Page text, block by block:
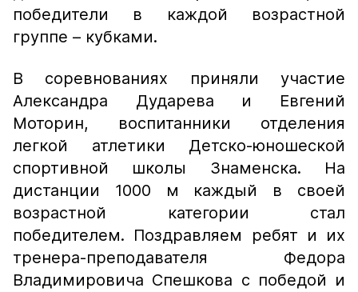
победители в каждой возрастной
группе – кубками.
В соревнованиях приняли участие
Александра Дударева и Евгений
Моторин, воспитанники отделения
легкой атлетики Детско-юношеской
спортивной школы Знаменска. На
дистанции 1000 м каждый в своей
возрастной категории стал
победителем. Поздравляем ребят и их
тренера-преподавателя Федора
Владимировича Спешкова с победой и